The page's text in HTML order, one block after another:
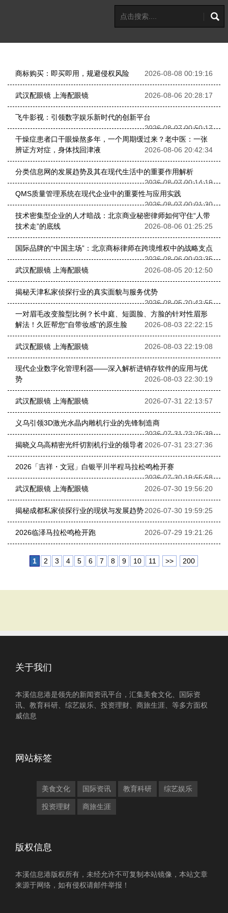
商标购买：即买即用，规避侵权风险 2026-08-08 00:19:16
武汉配眼镜 上海配眼镜 2026-08-06 20:28:17
飞牛影视：引领数字娱乐新时代的创新平台
2026-08-07 00:50:17
干燥症患者口干眼燥熬多年，一个周期缓过来？老中医：一张
辨证方对症，身体找回津液
2026-08-06 20:42:34
分类信息网的发展趋势及其在现代生活中的重要作用解析
2026-08-07 00:14:19
QMS质量管理系统在现代企业中的重要性与应用实践
2026-08-07 00:01:30
技术密集型企业的人才暗战：北京商业秘密律师如何守住“人带
技术走”的底线
2026-08-06 01:25:25
国际品牌的“中国主场”：北京商标律师在跨境维权中的战略支点
2026-08-06 00:02:35
武汉配眼镜 上海配眼镜
2026-08-05 20:12:50
揭秘天津私家侦探行业的真实面貌与服务优势
2026-08-05 20:42:55
一对眉毛改变脸型比例？长中庭、短圆脸、方脸的针对性眉形
解法！久匠帮您"自带妆感"的原生脸
2026-08-03 22:22:15
武汉配眼镜 上海配眼镜 2026-08-03 22:19:08
现代企业数字化管理利器——深入解析进销存软件的应用与优
势
2026-08-03 22:30:19
武汉配眼镜 上海配眼镜 2026-07-31 22:13:57
义乌引领3D激光水晶内雕机行业的先锋制造商
2026-07-31 22:25:39
揭晓义乌高精密光纤切割机行业的领导者2026-07-31 23:27:36
2026「吉祥・文冠」白银平川半程马拉松鸣枪开赛
2026-07-30 19:55:58
武汉配眼镜 上海配眼镜
2026-07-30 19:56:20
揭秘成都私家侦探行业的现状与发展趋势2026-07-30 19:59:25
2026临泽马拉松鸣枪开跑 2026-07-29 19:21:26
1 2 3 4 5 6 7 8 9 10 11 >> 200
关于我们
本溪信息港是领先的新闻资讯平台，汇集美食文化、国际资
讯、教育科研、综艺娱乐、投资理财、商旅生涯、等多方面权
威信息
网站标签
美食文化 国际资讯 教育科研 综艺娱乐
投资理财 商旅生涯
版权信息
本溪信息港版权所有，未经允许不可复制本站镜像，本站文章
来源于网络，如有侵权请邮件举报！